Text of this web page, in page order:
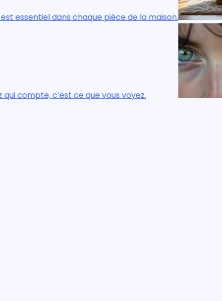
de la maison. Le confort réel, visuel
Ce n’est pas ce que